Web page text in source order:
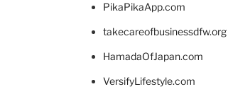
PikaPikaApp.com
takecareofbusinessdfw.org
HamadaOfJapan.com
VersifyLifestyle.com